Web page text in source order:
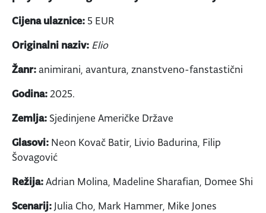
Cijena ulaznice: 5 EUR
Originalni naziv: Elio
Žanr:animirani, avantura, znanstveno-fanstastični
Godina:2025.
Zemlja: Sjedinjene Američke Države
Glasovi: Neon Kovač Batir, Livio Badurina, Filip
Šovagović
Režija:Adrian Molina, Madeline Sharafian, Domee Shi
Scenarij: Julia Cho, Mark Hammer, Mike Jones